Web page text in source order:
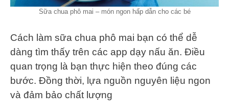
Sữa chua phô mai – món ngon hấp dẫn cho các bé
Cách làm sữa chua phô mai bạn có thể dễ
dàng tìm thấy trên các app dạy nấu ăn. Điều
quan trọng là bạn thực hiện theo đúng các
bước. Đồng thời, lựa nguồn nguyên liệu ngon
và đảm bảo chất lượng